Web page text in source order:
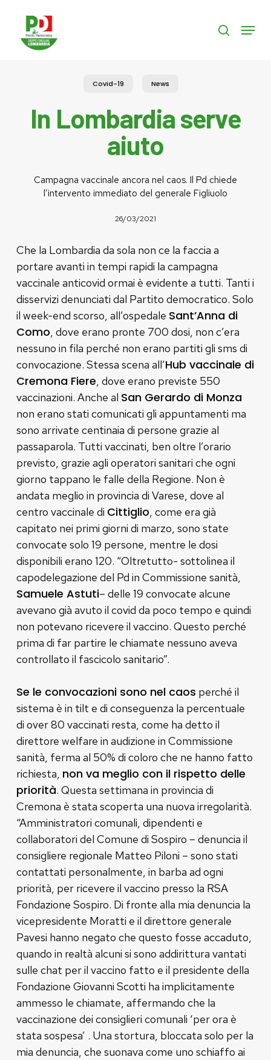
content
search
Menu
Covid-19 News
In Lombardia serve
aiuto
Campagna vaccinale ancora nel caos. Il Pd chiede
l’intervento immediato del generale Figliuolo
26/03/2021
Che la Lombardia da sola non ce la faccia a
portare avanti in tempi rapidi la campagna
vaccinale anticovid ormai è evidente a tutti. Tanti i
disservizi denunciati dal Partito democratico. Solo
il week-end scorso, all’ospedale Sant’Anna di
Como, dove erano pronte 700 dosi, non c’era
nessuno in fila perché non erano partiti gli sms di
convocazione. Stessa scena all’Hub vaccinale di
Cremona Fiere, dove erano previste 550
vaccinazioni. Anche al San Gerardo di Monza
non erano stati comunicati gli appuntamenti ma
sono arrivate centinaia di persone grazie al
passaparola. Tutti vaccinati, ben oltre l’orario
previsto, grazie agli operatori sanitari che ogni
giorno tappano le falle della Regione. Non è
andata meglio in provincia di Varese, dove al
centro vaccinale di Cittiglio, come era già
capitato nei primi giorni di marzo, sono state
convocate solo 19 persone, mentre le dosi
disponibili erano 120. “Oltretutto- sottolinea il
capodelegazione del Pd in Commissione sanità,
Samuele Astuti– delle 19 convocate alcune
avevano già avuto il covid da poco tempo e quindi
non potevano ricevere il vaccino. Questo perché
prima di far partire le chiamate nessuno aveva
controllato il fascicolo sanitario”.
Se le convocazioni sono nel caos perché il
sistema è in tilt e di conseguenza la percentuale
di over 80 vaccinati resta, come ha detto il
direttore welfare in audizione in Commissione
sanità, ferma al 50% di coloro che ne hanno fatto
richiesta, non va meglio con il rispetto delle
priorità. Questa settimana in provincia di
Cremona è stata scoperta una nuova irregolarità.
“Amministratori comunali, dipendenti e
collaboratori del Comune di Sospiro – denuncia il
consigliere regionale Matteo Piloni – sono stati
contattati personalmente, in barba ad ogni
priorità, per ricevere il vaccino presso la RSA
Fondazione Sospiro. Di fronte alla mia denuncia la
vicepresidente Moratti e il direttore generale
Pavesi hanno negato che questo fosse accaduto,
quando in realtà alcuni si sono addirittura vantati
sulle chat per il vaccino fatto e il presidente della
Fondazione Giovanni Scotti ha implicitamente
ammesso le chiamate, affermando che la
vaccinazione dei consiglieri comunali ‘per ora è
stata sospesa’ . Una stortura, bloccata solo per la
mia denuncia, che suonava come uno schiaffo ai